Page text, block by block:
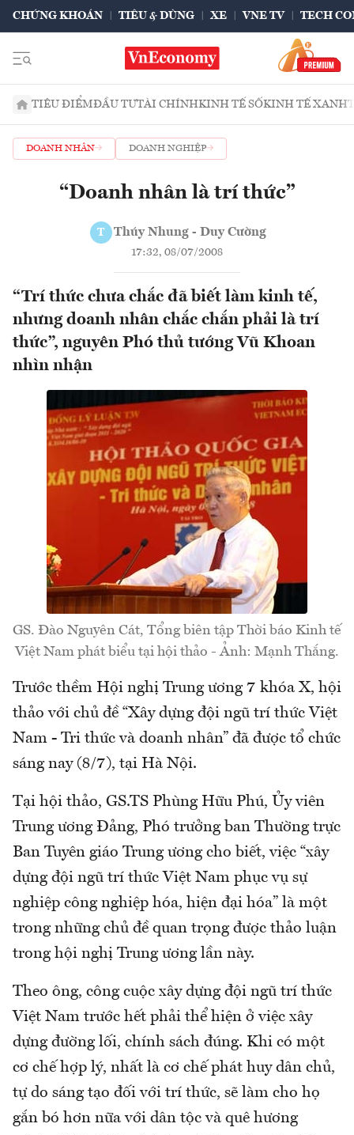
CHỨNG KHOÁN TIÊU & DÙNG XE VNE TV TECH
TIÊU ĐIỂMĐẦU TƯTÀI CHÍNHKINH TẾ SỐKINH TẾ XANH
DOANH NHÂN DOANH NGHIỆP
“Doanh nhân là trí thức”
T Thúy Nhung - Duy Cường
17:32, 08/07/2008
“Trí thức chưa chắc đã biết làm kinh tế,
nhưng doanh nhân chắc chắn phải là trí
thức”, nguyên Phó thủ tướng Vũ Khoan
nhìn nhận
GS. Đào Nguyên Cát, Tổng biên tập Thời báo Kinh tế
Việt Nam phát biểu tại hội thảo - Ảnh: Mạnh Thắng.
Trước thềm Hội nghị Trung ương 7 khóa X, hội
thảo với chủ đề “Xây dựng đội ngũ trí thức Việt
Nam - Tri thức và doanh nhân” đã được tổ chức
sáng nay (8/7), tại Hà Nội.
Tại hội thảo, GS.TS Phùng Hữu Phú, Ủy viên
Trung ương Đảng, Phó trưởng ban Thường trực
Ban Tuyên giáo Trung ương cho biết, việc “xây
dựng đội ngũ trí thức Việt Nam phục vụ sự
nghiệp công nghiệp hóa, hiện đại hóa” là một
trong những chủ đề quan trọng được thảo luận
trong hội nghị Trung ương lần này.
Theo ông, công cuộc xây dựng đội ngũ trí thức
Việt Nam trước hết phải thể hiện ở việc xây
dựng đường lối, chính sách đúng. Khi có một
cơ chế hợp lý, nhất là cơ chế phát huy dân chủ,
tự do sáng tạo đối với trí thức, sẽ làm cho họ
gắn bó hơn nữa với dân tộc và quê hương